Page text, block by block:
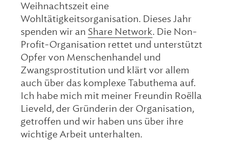
Weihnachtszeit eine
Wohltätigkeitsorganisation. Dieses Jahr
spenden wir an Share Network. Die Non-
Profit-Organisation rettet und unterstützt
Opfer von Menschenhandel und
Zwangsprostitution und klärt vor allem
auch über das komplexe Tabuthema auf.
Ich habe mich mit meiner Freundin Roëlla
Lieveld, der Gründerin der Organisation,
getroffen und wir haben uns über ihre
wichtige Arbeit unterhalten.